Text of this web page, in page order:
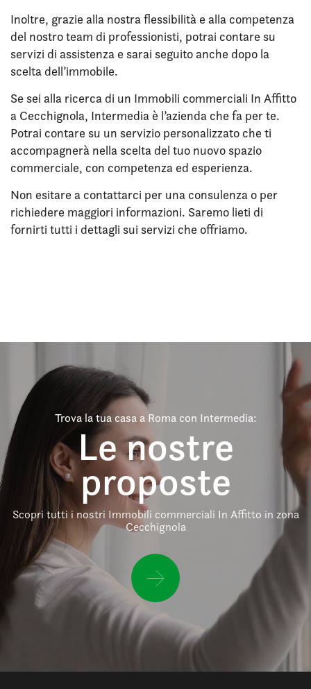
Inoltre, grazie alla nostra flessibilità e alla competenza
del nostro team di professionisti, potrai contare su
servizi di assistenza e sarai seguito anche dopo la
scelta dell’immobile.
Se sei alla ricerca di un Immobili commerciali In Affitto
a Cecchignola, Intermedia è l’azienda che fa per te.
Potrai contare su un servizio personalizzato che ti
accompagnerà nella scelta del tuo nuovo spazio
commerciale, con competenza ed esperienza.
Non esitare a contattarci per una consulenza o per
richiedere maggiori informazioni. Saremo lieti di
fornirti tutti i dettagli sui servizi che offriamo.
Trova la tua casa a Roma con Intermedia:
Le nostre
proposte
Scopri tutti i nostri Immobili commerciali In Affitto in zona
Cecchignola